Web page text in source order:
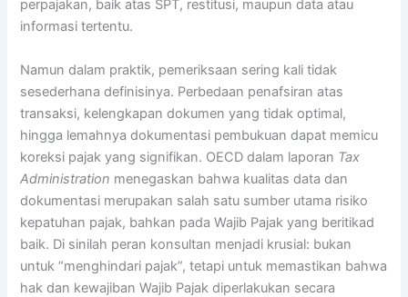
perpajakan, baik atas SPT, restitusi, maupun data atau
informasi tertentu.
Namun dalam praktik, pemeriksaan sering kali tidak
sesederhana definisinya. Perbedaan penafsiran atas
transaksi, kelengkapan dokumen yang tidak optimal,
hingga lemahnya dokumentasi pembukuan dapat memicu
koreksi pajak yang signifikan. OECD dalam laporan Tax
Administration menegaskan bahwa kualitas data dan
dokumentasi merupakan salah satu sumber utama risiko
kepatuhan pajak, bahkan pada Wajib Pajak yang beritikad
baik. Di sinilah peran konsultan menjadi krusial: bukan
untuk “menghindari pajak”, tetapi untuk memastikan bahwa
hak dan kewajiban Wajib Pajak diperlakukan secara